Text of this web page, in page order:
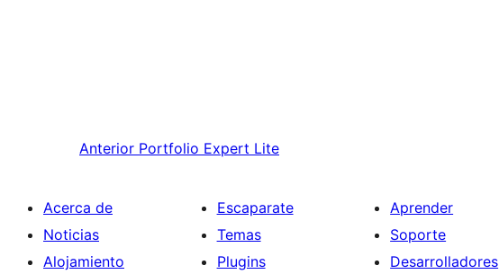
Anterior Portfolio Expert Lite
Acerca de
Noticias
Alojamiento
Escaparate
Temas
Plugins
Aprender
Soporte
Desarrolladores